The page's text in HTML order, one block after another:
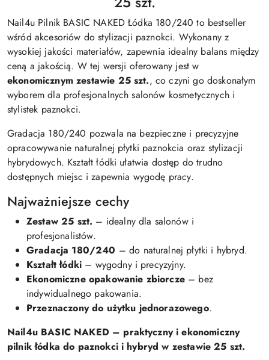
Nail4u Pilnik BASIC NAKED Łódka 180/240 to bestseller
wśród akcesoriów do stylizacji paznokci. Wykonany z
wysokiej jakości materiałów, zapewnia idealny balans między
ceną a jakością. W tej wersji oferowany jest w
ekonomicznym zestawie 25 szt., co czyni go doskonałym
wyborem dla profesjonalnych salonów kosmetycznych i
stylistek paznokci.
Gradacja 180/240 pozwala na bezpieczne i precyzyjne
opracowywanie naturalnej płytki paznokcia oraz stylizacji
hybrydowych. Kształt łódki ułatwia dostęp do trudno
dostępnych miejsc i zapewnia wygodę pracy.
Najważniejsze cechy
Zestaw 25 szt. – idealny dla salonów i
profesjonalistów.
Gradacja 180/240 – do naturalnej płytki i hybryd.
Kształt łódki – wygodny i precyzyjny.
Ekonomiczne opakowanie zbiorcze– bez
indywidualnego pakowania.
Przeznaczony do użytku jednorazowego.
Nail4u BASIC NAKED – praktyczny i ekonomiczny
pilnik łódka do paznokci i hybryd w zestawie 25 szt.